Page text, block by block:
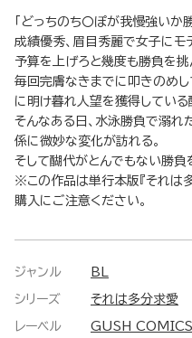
「どっちのち〇ぽが我慢強いか
成績優秀、眉目秀麗で女子にモ
予算を上げろと幾度も勝負を挑
毎回完膚なきまでに叩きのめ
に明け暮れ人望を獲得している
そんなある日、水泳勝負で溺
係に微妙な変化が訪れる。
そして醐代がとんでもない勝
※この作品は単行本版『それは
購入にご注意ください。
ジャンル BL
シリーズ それは多分求愛
レーベル GUSH COMICS